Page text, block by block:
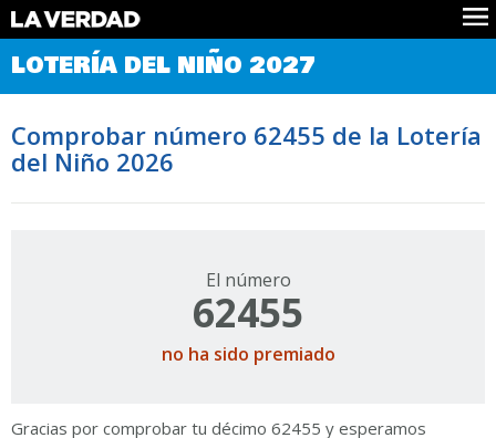
Comprobar Loteria del Niño
Premios
Noticias
Datos
Historia
LOTERÍA DEL NIÑO 2027
Comprobar número 62455 de la Lotería
del Niño 2026
El número
62455
no ha sido premiado
Gracias por comprobar tu décimo 62455 y esperamos